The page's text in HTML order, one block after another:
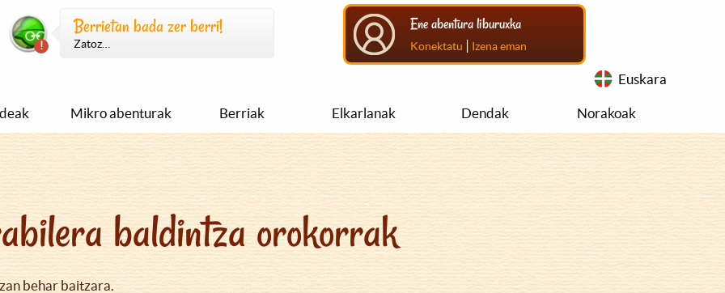
Berrietan bada zer berri!
Zatoz…
Ene abentura liburuxka
Konektatu | Izena eman
Euskara
Mikro abenturak Berriak Elkarlanak Dendak Norakoak
baldintza orokorrak
behar baitzara.